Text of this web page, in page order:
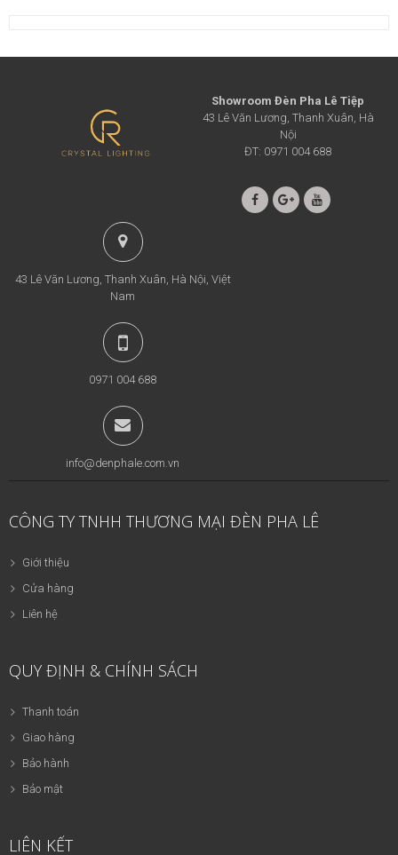
Showroom Đèn Pha Lê Tiệp
43 Lê Văn Lương, Thanh Xuân, Hà
Nội
ĐT: 0971 004 688
43 Lê Văn Lương, Thanh Xuân, Hà Nội, Việt
Nam
0971 004 688
info@denphale.com.vn
CÔNG TY TNHH THƯƠNG MẠI ĐÈN PHA LÊ
Giới thiệu
Cửa hàng
Liên hệ
QUY ĐỊNH & CHÍNH SÁCH
Thanh toán
Giao hàng
Bảo hành
Bảo mật
LIÊN KẾT